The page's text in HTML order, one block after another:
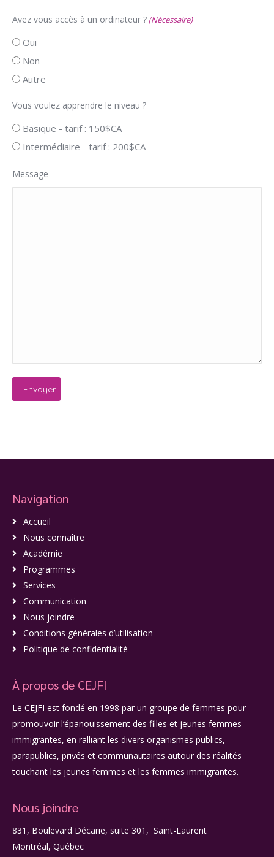
Avez vous accès à un ordinateur ? (Nécessaire)
Oui
Non
Autre
Vous voulez apprendre le niveau ?
Basique - tarif : 150$CA
Intermédiaire - tarif : 200$CA
Message
Navigation
Accueil
Nous connaître
Académie
Programmes
Services
Communication
Nous joindre
Conditions générales d’utilisation
Politique de confidentialité
À propos de CEJFI
Le CEJFI est fondé en 1998 par un groupe de femmes pour
promouvoir l’épanouissement des filles et jeunes femmes
immigrantes, en ralliant les divers organismes publics,
parapublics, privés et communautaires autour des réalités
touchant les jeunes femmes et les femmes immigrantes.
Nous joindre
831, Boulevard Décarie, suite 301, Saint-Laurent
Montréal, Québec